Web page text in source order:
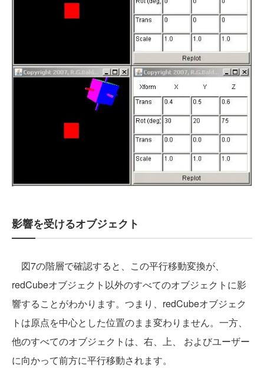
影響を受けるオブジェクト
図7の階層で確認すると、この平行移動変換が、
redCubeオブジェクト以外のすべてのオブジェクトに影
響することがわかります。つまり、redCubeオブジェク
トは原点を中心とした位置のまま変わりません。一方、
他のすべてのオブジェクトは、右、上、 およびユーザー
に向かって前方に平行移動されます。